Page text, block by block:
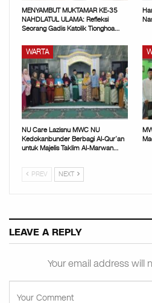
MENYAMBUT MUKTAMAR KE-35
NAHDLATUL ULAMA: Refleksi
Seorang Gadis Katolik Tionghoa…
WARTA
NU Care Lazisnu MWC NU
Kedokanbunder Berbagi Al-Qur’an
untuk Majelis Taklim Al-Marwan…
PREV NEXT
LEAVE A REPLY
Your email address will